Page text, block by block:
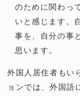
のために関わっ
いと感じます。
事を、自分の事
思います。
外国人居住者もい
ョンでは、外国語